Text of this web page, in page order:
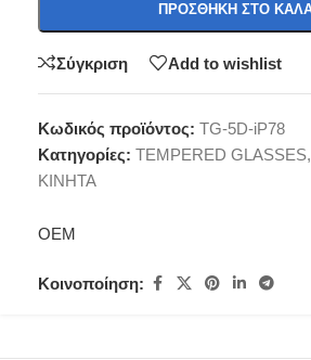
ΠΡΟΣΘΉΚΗ ΣΤΟ
Σύγκριση Add to wishlist
Κωδικός προϊόντος: TG-5D-iP78
Κατηγορίες: TEMPERED GLASSES,
ΚΙΝΗΤΑ
OEM
Κοινοποίηση: